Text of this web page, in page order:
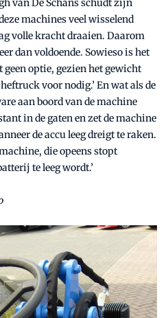
van De Schans schudt zijn
machines veel wisselend
volle kracht draaien. Daarom
dan voldoende. Sowieso is het
optie, gezien het gewicht
voor nodig.’ En wat als de
aan boord van de machine
in de gaten en zet de machine
de accu leeg dreigt te raken.
die opeens stopt
te leeg wordt.’